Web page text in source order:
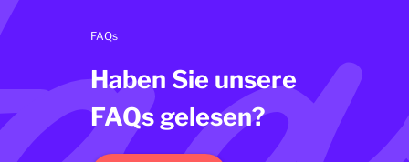
FAQs
Haben Sie unsere
FAQs gelesen?